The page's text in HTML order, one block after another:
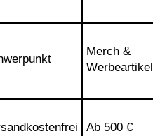
Merch &
Werbeartikel
Ab 500 €